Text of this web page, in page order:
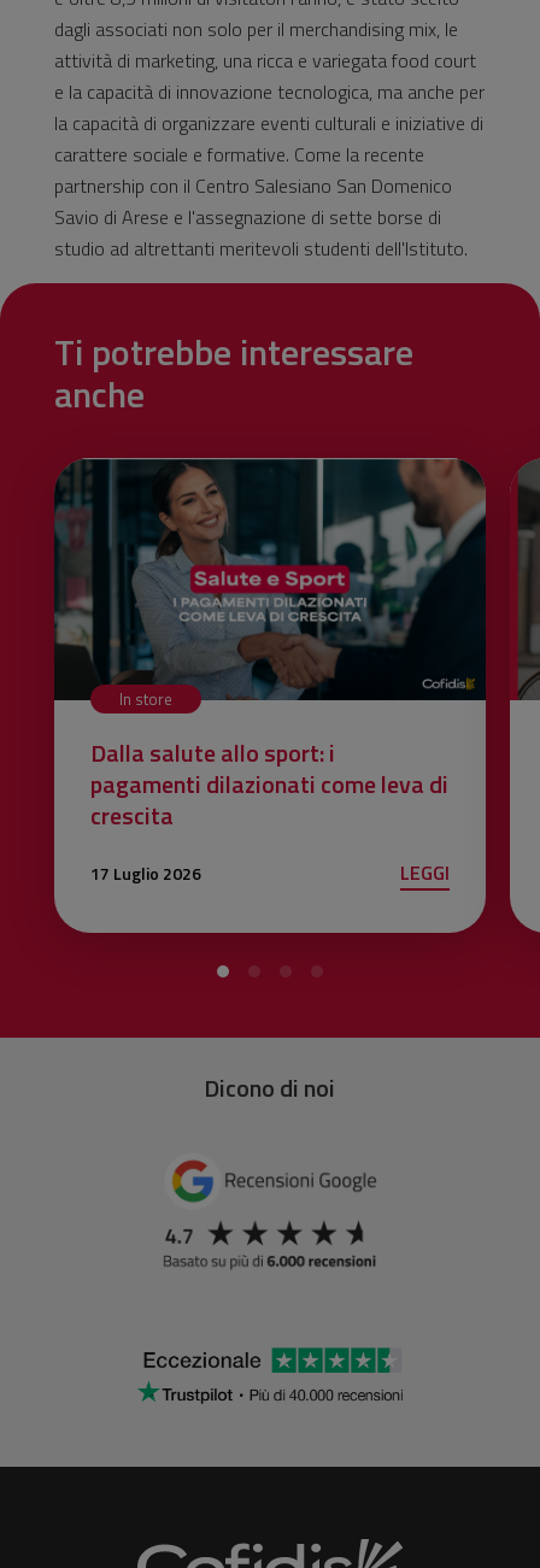
dagli associati non solo per il merchandising mix, le
attività di marketing, una ricca e variegata food court
e la capacità di innovazione tecnologica, ma anche per
la capacità di organizzare eventi culturali e iniziative di
carattere sociale e formative. Come la recente
partnership con il Centro Salesiano San Domenico
Savio di Arese e l'assegnazione di sette borse di
studio ad altrettanti meritevoli studenti dell'Istituto.
Ti potrebbe interessare
anche
In store
Dalla salute allo sport: i
pagamenti dilazionati come leva di
crescita
17 Luglio 2026 LEGGI
Dicono di noi